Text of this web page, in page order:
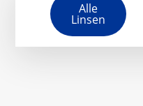
Alle
Linsen